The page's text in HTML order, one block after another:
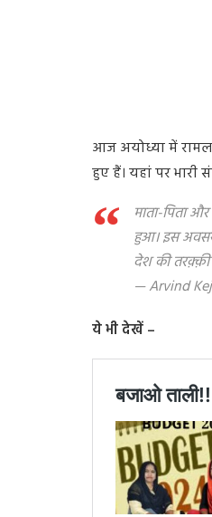
आज अयोध्या में
हुए हैं। यहां पर
माता-पिता
हुआ। इस अवसर
देश की
— Arvind
ये भी देखें –